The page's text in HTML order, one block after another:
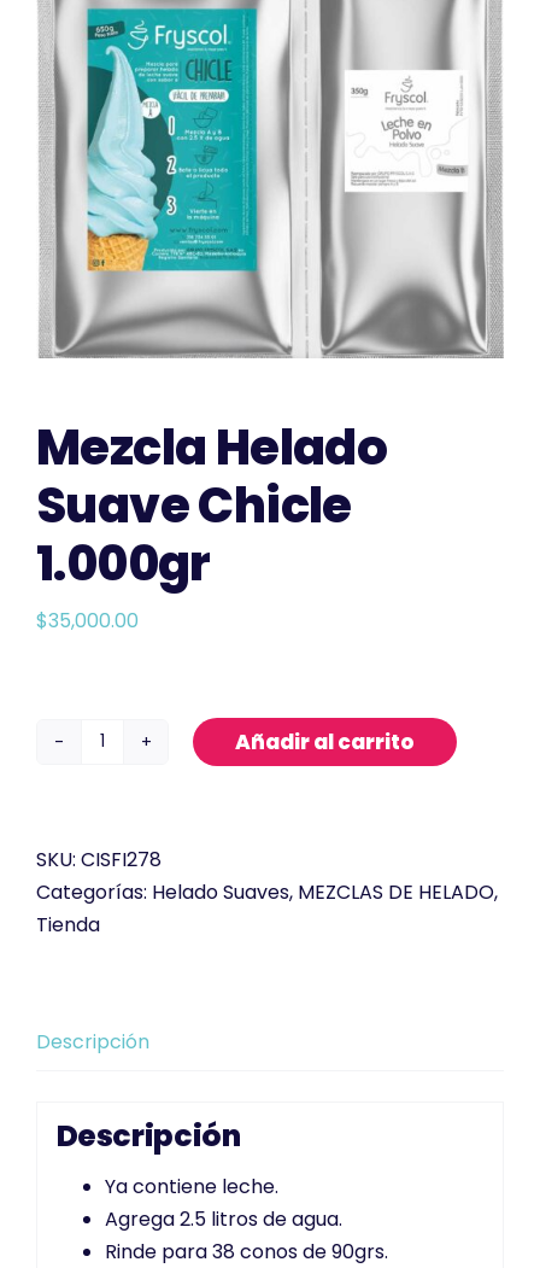
CONTACTO
Mezcla Helado
Suave Chicle
1.000gr
$35,000.00
Mezcla
Chicle
1.000gr
Añadir al carrito
SKU: CISFI278
Categorías: Helado Suaves, MEZCLAS DE HELADO,
Tienda
Descripción
Descripción
Ya contiene leche.
Agrega 2.5 litros de agua.
Rinde para 38 conos de 90grs.